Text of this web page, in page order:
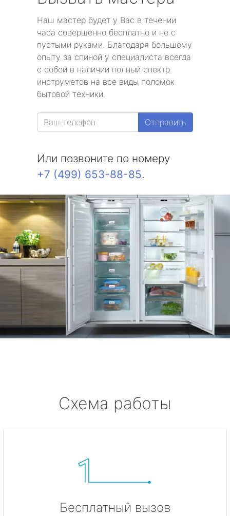
Наш мастер будет у Вас в течении
часа совершенно бесплатно и не с
пустыми руками. Благодаря большому
опыту за спиной у специалиста всегда
с собой в наличии полный спектр
инструметов на все виды поломок
бытовой техники.
Отправить
Или позвоните по номеру
+7 (499) 653-88-85.
Схема работы
Бесплатный вызов